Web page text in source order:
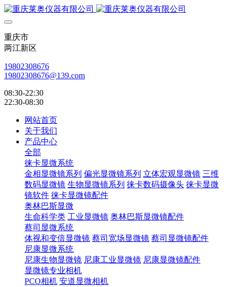
重庆市
两江新区
19802308676
19802308676@139.com
08:30-22:30
22:30-08:30
网站首页
关于我们
产品中心
全部
徕卡显微系统
金相显微镜系列 偏光显微镜系列 立体宏观显微镜 三维
数码显微镜 生物显微镜系列 徕卡数码摄像头 徕卡显微
镜软件 徕卡显微镜配件
奥林巴斯显微
生命科学类 工业显微镜 奥林巴斯显微镜配件
蔡司显微系统
体视和变倍显微镜 蔡司宽场显微镜 蔡司显微镜配件
尼康显微系统
尼康生物显微镜 尼康工业显微镜 尼康显微镜配件
显微镜专业相机
PCO相机 安道显微相机